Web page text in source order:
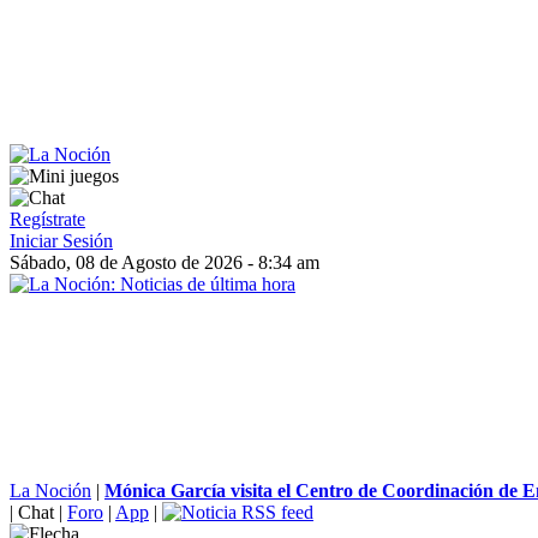
Regístrate
Iniciar Sesión
Sábado, 08 de Agosto de 2026 - 8:34 am
La Noción | Mónica García visita el Centro de Coordinación de
| Chat | Foro | App |